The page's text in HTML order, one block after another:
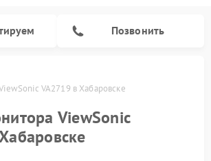
Позвонить
VA2719 в Хабаровске
ViewSonic